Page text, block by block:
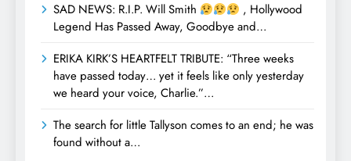
SAD NEWS: R.I.P. Will Smith
, Hollywood
Legend Has Passed Away, Goodbye and…
ERIKA KIRK’S HEARTFELT TRIBUTE: “Three weeks
have passed today… yet it feels like only yesterday
we heard your voice, Charlie.”…
The search for little Tallyson comes to an end; he was
found without a…